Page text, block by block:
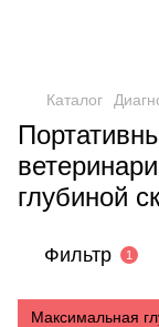
Каталог
глубиной
Фильтр 1
Максимальная